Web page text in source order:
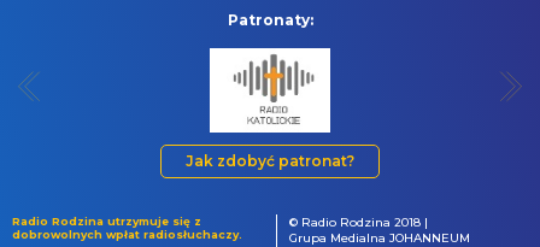
Patronaty:
Jak zdobyć patronat?
Radio Rodzina utrzymuje się z
dobrowolnych wpłat radiosłuchaczy.
© Radio Rodzina 2018 |
Grupa Medialna JOHANNEUM